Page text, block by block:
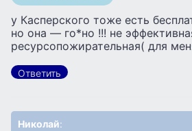
у Касперского тоже есть
но она — го*но !!! не
ресурсопожирательная( для
Ответить
Николай: